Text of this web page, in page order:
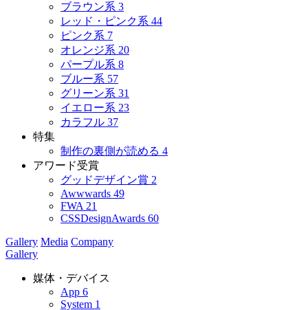
ブラウン系 3
レッド・ピンク系 44
ピンク系 7
オレンジ系 20
パープル系 8
ブルー系 57
グリーン系 31
イエロー系 23
カラフル 37
特集
制作の裏側が読める 4
アワード受賞
グッドデザイン賞 2
Awwwards 49
FWA 21
CSSDesignAwards 60
Gallery Media Company
Gallery
媒体・デバイス
App 6
System 1